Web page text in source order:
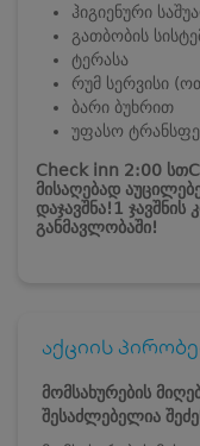
ჰიგიენური
გათბობის
ტერასა
რუმ სერვისი
ბარი ბუხრით
უფასო
Check inn 2:00 სთ
მისაღებად
დაჯავშნა!1
განმავლობაში!
აქციის
მომსახურების
შესაძლებელია